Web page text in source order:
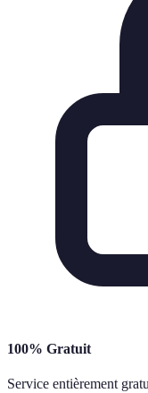
100% Gratuit
Service entièrement